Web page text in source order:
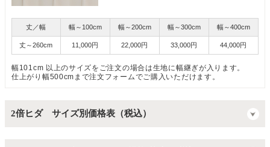
丈／幅
丈～260cm
幅～100cm
11,000円
幅～200cm
22,000円
幅～300cm
33,000円
幅～400cm
44,000円
幅101cm 以上のサイズをご注文の場合は生地に幅継ぎが入ります。
仕上がり幅500cmまで注文フォームでご購入いただけます。
2倍ヒダ サイズ別価格表（税込）